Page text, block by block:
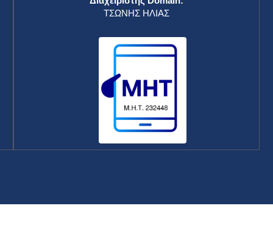
Λευκός Οίκος: Ο Τραμπ επιστρέφει στην